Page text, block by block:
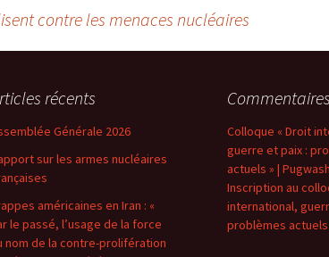
contre les menaces nucléaires
récents
Générale 2026
sur les armes nucléaires
américaines en Iran : «
le passé, l’usage de la force
nom de la contre-prolifération
Colloque « Droit
guerre et paix :
actuels » |
Inscription au
international,
problèmes actuels